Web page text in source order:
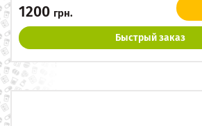
1200 грн.
Быстрый заказ